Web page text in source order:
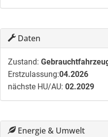
Daten
Zustand:
Erstzulassung:04.2026
nächste HU/AU: 02.2029
Energie & Umwelt